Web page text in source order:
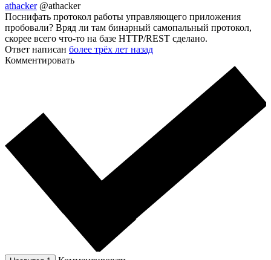
athacker @athacker
Поснифать протокол работы управляющего приложения
пробовали? Вряд ли там бинарный самопальный протокол,
скорее всего что-то на базе HTTP/REST сделано.
Ответ написан более трёх лет назад
Комментировать